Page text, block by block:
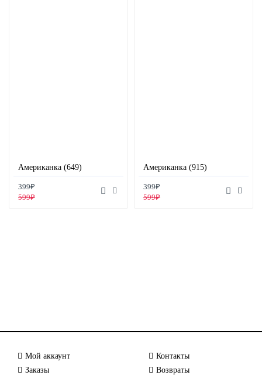
Американка (649)
399₽
599₽
Американка (915)
399₽
599₽
Мой аккаунт
Заказы
Контакты
Возвраты